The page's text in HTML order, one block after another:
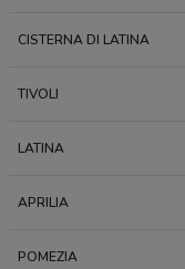
CISTERNA DI LATINA
TIVOLI
LATINA
APRILIA
POMEZIA